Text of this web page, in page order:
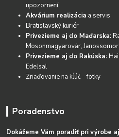
upozornení
Akvárium realizácia a servis
Bratislavský kuriér
Privezieme aj do Maďarska:
Mosonmagyarovár,
Privezieme aj do Rakúska:
Edelsal
Zriaďovanie na kĺúč - fotky
Poradenstvo
Dokážeme Vám poradiť pri výrobe